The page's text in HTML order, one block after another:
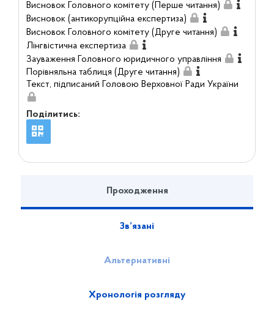
Висновок Головного комітету (Перше читання)
Висновок (антикорупційна експертиза)
Висновок Головного комітету (Друге читання)
Лінгвістична експертиза
Зауваження Головного юридичного управління
Порівняльна таблиця (Друге читання)
Текст, підписаний Головою Верховної Ради України
Поділитись:
Проходження
Зв’язані
Альтернативні
Хронологія розгляду